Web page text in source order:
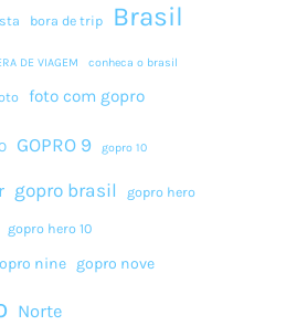
bora de trip Brasil
DE VIAGEM conheca o brasil
foto com gopro
GOPRO 9 gopro 10
gopro brasil gopro hero
gopro hero 10
nine gopro nove
Norte